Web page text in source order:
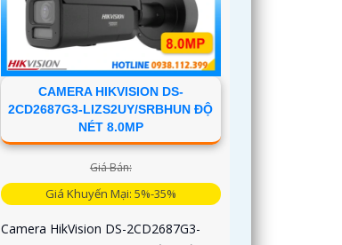
CAMERA HIKVISION DS-
2CD2687G3-LIZS2UY/SRBHUN ĐỘ
NÉT 8.0MP
Giá Bán:
Giá Khuyến Mại: 5%-35%
Camera HikVision DS-2CD2687G3-